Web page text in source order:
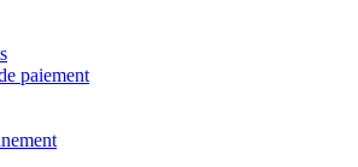
paiement